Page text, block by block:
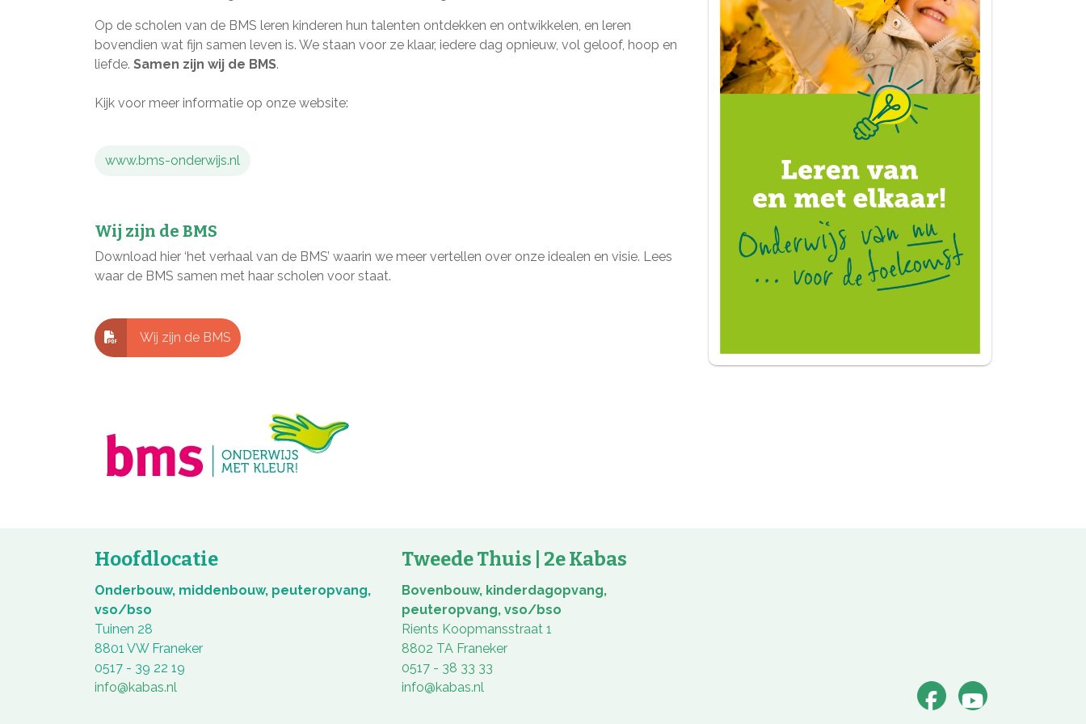
Op de scholen van de BMS leren kinderen hun talenten ontdekken en ontwikkelen, en leren
bovendien wat fijn samen leven is. We staan voor ze klaar, iedere dag opnieuw, vol geloof, hoop en
liefde. Samen zijn wij de BMS.
Kijk voor meer informatie op onze website:
www.bms-onderwijs.nl
Wij zijn de BMS
Download hier ‘het verhaal van de BMS’ waarin we meer vertellen over onze idealen en visie. Lees
waar de BMS samen met haar scholen voor staat.
Wij zijn de BMS
Hoofdlocatie
Onderbouw, middenbouw, peuteropvang,
vso/bso
Tuinen 28
8801 VW Franeker
0517 - 39 22 19
info@kabas.nl
Tweede Thuis | 2e Kabas
Bovenbouw, kinderdagopvang,
peuteropvang, vso/bso
Rients Koopmansstraat 1
8802 TA Franeker
0517 - 38 33 33
info@kabas.nl